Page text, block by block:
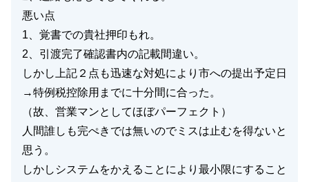
悪い点
1、覚書での貴社押印もれ。
2、引渡完了確認書内の記載間違い。
しかし上記２点も迅速な対処により市への提出予定日
→特例税控除用までに十分間に合った。
（故、営業マンとしてほぼパーフェクト）
人間誰しも完ぺきでは無いのでミスは止むを得ないと
思う。
しかしシステムをかえることにより最小限にすること